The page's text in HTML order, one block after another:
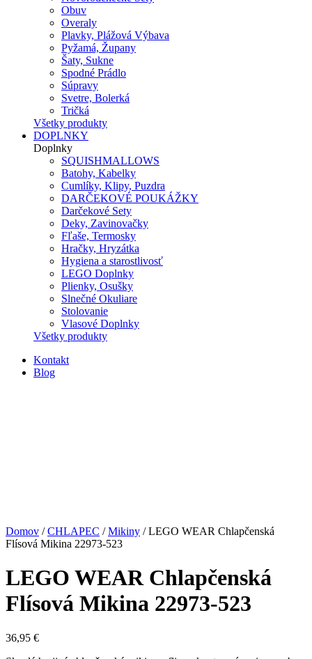
Obuv
Overaly
Plavky, Plážová Výbava
Pyžamá, Župany
Šaty, Sukne
Spodné Prádlo
Súpravy
Svetre, Bolerká
Tričká
Všetky produkty
DOPLNKY
Doplnky
SQUISHMALLOWS
Batohy, Kabelky
Cumlíky, Klipy, Puzdra
DARČEKOVÉ POUKÁŽKY
Darčekové Sety
Deky, Zavinovačky
Fľaše, Termosky
Hračky, Hryzátka
Hygiena a starostlivosť
LEGO Doplnky
Plienky, Osušky
Slnečné Okuliare
Stolovanie
Vlasové Doplnky
Všetky produkty
Kontakt
Blog
Domov /CHLAPEC /Mikiny / LEGO WEAR Chlapčenská
Flísová Mikina 22973-523
LEGO WEAR Chlapčenská
Flísová Mikina 22973-523
36,95 €